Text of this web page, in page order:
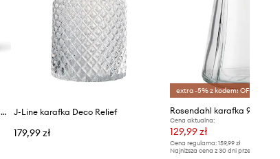
ferm LIVING karafka ze szklanką Ripple Small Carafe Set 500 ml J-Line karafka Deco Relief
179,99 zł
extra -5% z kodem: OFF*
Rosendahl karafka 900 ml
Cena aktualna:
129,99 zł
Cena regularna: 159,99 zł
Najniższa cena z 30 dni przed obniżką: